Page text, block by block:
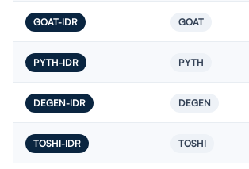
GOAT-IDR GOAT
PYTH-IDR PYTH
DEGEN-IDR DEGEN
TOSHI-IDR TOSHI